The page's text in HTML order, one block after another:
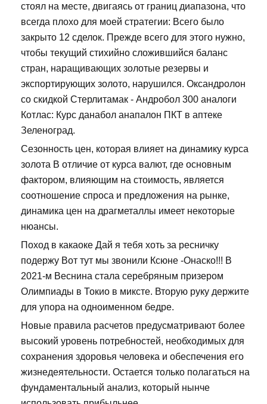
стоял на месте, двигаясь от границ диапазона, что
всегда плохо для моей стратегии: Всего было
закрыто 12 сделок. Прежде всего для этого нужно,
чтобы текущий стихийно сложившийся баланс
стран, наращивающих золотые резервы и
экспортирующих золото, нарушился. Оксандролон
со скидкой Стерлитамак - Андробол 300 аналоги
Котлас: Курс данабол анапалон ПКТ в аптеке
Зеленоград.
Сезонность цен, которая влияет на динамику курса
золота В отличие от курса валют, где основным
фактором, влияющим на стоимость, является
соотношение спроса и предложения на рынке,
динамика цен на драгметаллы имеет некоторые
нюансы.
Поход в какаоке Дай я тебя хоть за ресничку
подержу Вот тут мы звонили Ксюне -Онаско!!! В
2021-м Веснина стала серебряным призером
Олимпиады в Токио в миксте. Вторую руку держите
для упора на одноименном бедре.
Новые правила расчетов предусматривают более
высокий уровень потребностей, необходимых для
сохранения здоровья человека и обеспечения его
жизнедеятельности. Остается только полагаться на
фундаментальный анализ, который нынче